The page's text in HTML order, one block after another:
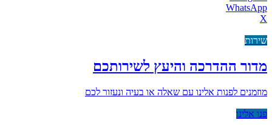
WhatsApp
X
שירות
מדור ההדרכה והיעץ לשירותכם
מוזמנים לפנות אלינו עם שאלה או בעיה ונעזור לכם
פנו אלינו